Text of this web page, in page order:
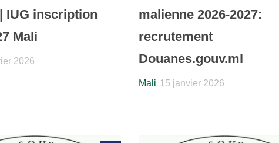
IUG inscription
Mali
2026
malienne 2026-2027:
recrutement
Douanes.gouv.ml
Mali 15 janvier 2026